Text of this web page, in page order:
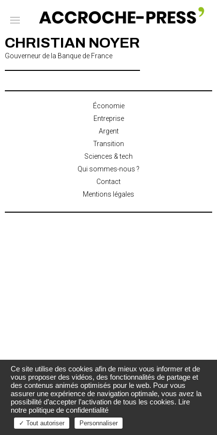
CHRISTIAN NOYER
Gouverneur de la Banque de France
Économie
Entreprise
Argent
Transition
Sciences & tech
Qui sommes-nous ?
Contact
Mentions légales
Ce site utilise des cookies afin de mieux vous informer et de
vous proposer des vidéos, des fonctionnalités de partage et
des contenus animés optimisés pour le web. Pour vous
assurer une expérience de navigation optimale, vous avez la
possibilité d’accepter l’activation de tous les cookies. Lire
notre politique de confidentialité
✓ Tout autoriser Personnaliser